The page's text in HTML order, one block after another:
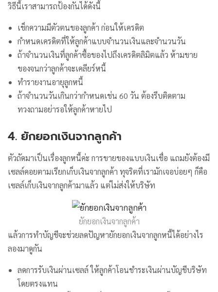
วิธีนี้เราสามารถป้องกันได้ดังนี้
เช็กความมีตัวตนของลูกค้า ก่อนให้เครดิต
กำหนดเครดิตที่ให้ลูกค้าแบบจำนวนเงินและจำนวนวัน
ถ้าจำนวนเงินที่ลูกค้าซื้อของไปถึงเครดิตลิมิตแล้ว ห้ามขาย
ของจนกว่าลูกค้าจะเคลียร์หนี้
ทำรายงานอายุลูกหนี้
ถ้าจำนวนวันเกินกว่ากำหนดเช่น 60 วัน ต้องรีบติดตาม
ทวงถามอย่ารอให้ลูกค้าหายไป
4. ยักยอกเงินจากลูกค้า
ตัวถัดมาเป็นเรื่องลูกหนี้ค่ะ การขายของแบบเงินเชื่อ แถมยังต้องมี
เซลล์คอยตามเรียกเก็บเงินจากลูกค้า ทุจริตที่เรามักเจอบ่อยๆ ก็คือ
เซลล์เก็บเงินจากลูกค้ามาแล้ว แต่ไม่ส่งให้บริษัท
ยักยอกเงินจากลูกค้า
แล้วการทำบัญชีจะช่วยลดปัญหายักยอกเงินจากลูกหนี้ได้อย่างไร
ลองมาดูกัน
ลดการรับเงินผ่านเซลล์ ให้ลูกค้าโอนชำระเงินผ่านบัญชีบริษัท
โดยตรงแทน